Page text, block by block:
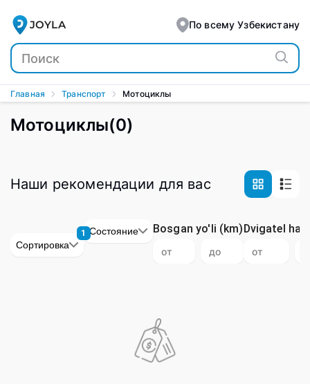
JOYLA По всему Узбекистану
Главная Транспорт Мотоциклы
Мотоциклы(0)
Наши рекомендации для вас
Сортировка
1 Состояние Bosgan yo'li (km)Dvigatel